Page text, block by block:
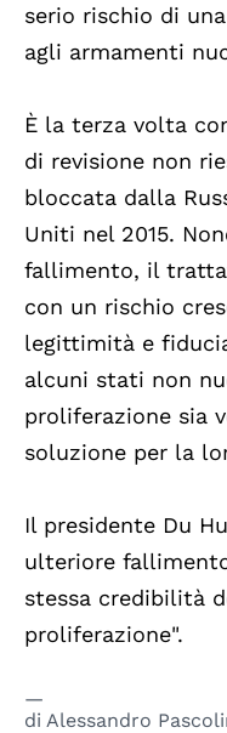
serio rischio di
agli armamenti
È la terza volta
di revisione non
bloccata dalla
Uniti nel 2015.
fallimento, il
con un rischio
legittimità e
alcuni stati non
proliferazione sia
soluzione per la
Il presidente Du
ulteriore
stessa credibilità
proliferazione".
di Alessandro